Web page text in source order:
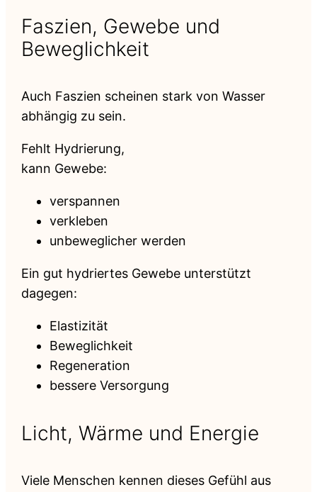
Faszien, Gewebe und
Beweglichkeit
Auch Faszien scheinen stark von Wasser
abhängig zu sein.
Fehlt Hydrierung,
kann Gewebe:
verspannen
verkleben
unbeweglicher werden
Ein gut hydriertes Gewebe unterstützt
dagegen:
Elastizität
Beweglichkeit
Regeneration
bessere Versorgung
Licht, Wärme und Energie
Viele Menschen kennen dieses Gefühl aus